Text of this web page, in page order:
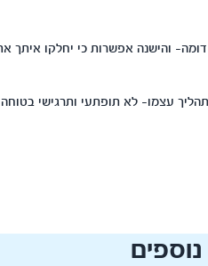
והישנה אפשרות כי יחלקו איתך